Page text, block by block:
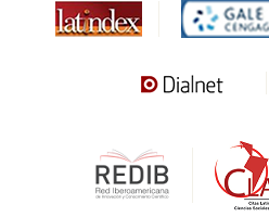
MIAR
Sapiens Research
Gale Cengage Learning